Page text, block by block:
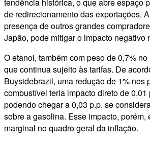
de redirecionamento das exportações.
presença de outros grandes
Japão, pode mitigar o impacto negativo
O etanol, também com peso de 0,7%
que continua sujeito às tarifas. De
Buysidebrazil, uma redução de 1% nos
combustível teria impacto direto de 0,01
podendo chegar a 0,03 p.p. se
sobre a gasolina. Esse impacto, porém,
marginal no quadro geral da inflação.